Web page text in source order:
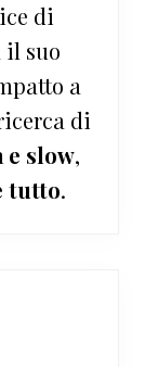
di
il suo
a
di
e slow,
tutto.